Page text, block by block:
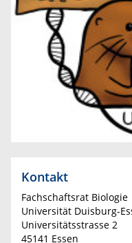
Kontakt
Fachschaftsrat Biologie
Universität Duisburg-
Universitätsstrasse 2
45141 Essen